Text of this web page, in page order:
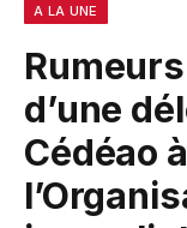
A LA UNE
d’une
Cédéao